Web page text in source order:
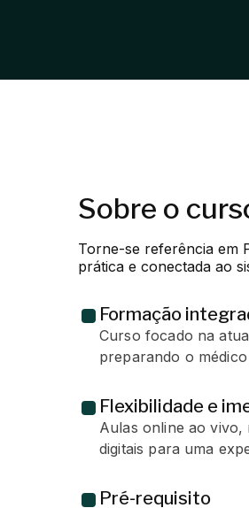
Sobre o
Torne-se referência em
prática e conectada ao
Formação
Curso focado na
preparando o
Flexibilidade e
Aulas online ao vivo,
digitais para uma
Pré-requisito